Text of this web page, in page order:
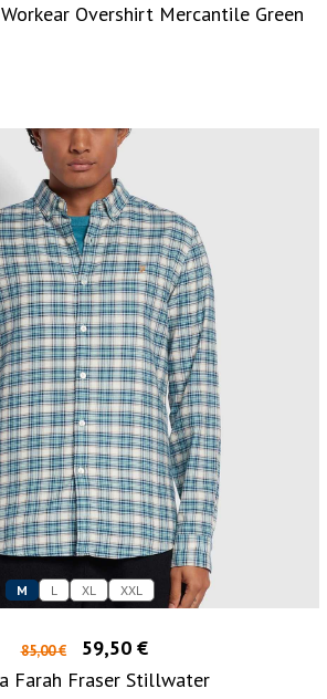
Overshirt Mercantile Green
M L XL XXL
85,00 €
59,50 €
Farah Fraser Stillwater